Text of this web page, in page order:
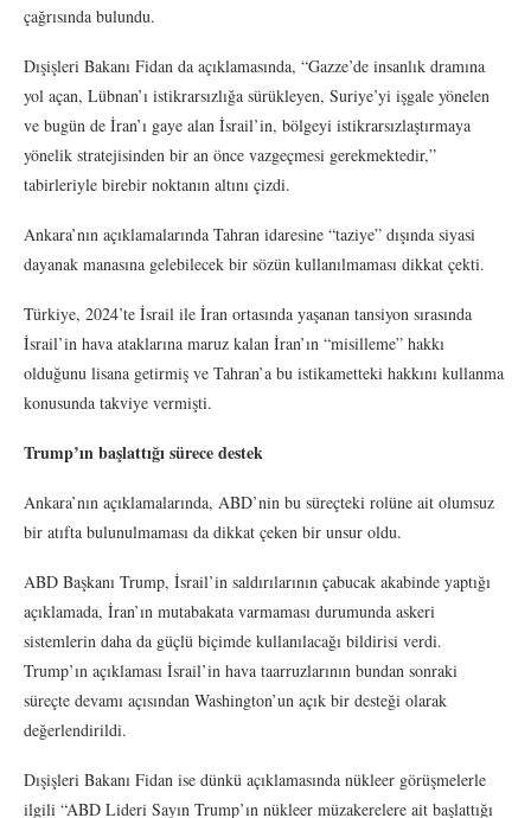
çağrısında bulundu.
Dışişleri Bakanı Fidan da açıklamasında, “Gazze’de insanlık dramına
yol açan, Lübnan’ı istikrarsızlığa sürükleyen, Suriye’yi işgale yönelen
ve bugün de İran’ı gaye alan İsrail’in, bölgeyi istikrarsızlaştırmaya
yönelik stratejisinden bir an önce vazgeçmesi gerekmektedir,”
tabirleriyle birebir noktanın altını çizdi.
Ankara’nın açıklamalarında Tahran idaresine “taziye” dışında siyasi
dayanak manasına gelebilecek bir sözün kullanılmaması dikkat çekti.
Türkiye, 2024’te İsrail ile İran ortasında yaşanan tansiyon sırasında
İsrail’in hava ataklarına maruz kalan İran’ın “misilleme” hakkı
olduğunu lisana getirmiş ve Tahran’a bu istikametteki hakkını kullanma
konusunda takviye vermişti.
Trump’ın başlattığı sürece destek
Ankara’nın açıklamalarında, ABD’nin bu süreçteki rolüne ait olumsuz
bir atıfta bulunulmaması da dikkat çeken bir unsur oldu.
ABD Başkanı Trump, İsrail’in saldırılarının çabucak akabinde yaptığı
açıklamada, İran’ın mutabakata varmaması durumunda askeri
sistemlerin daha da güçlü biçimde kullanılacağı bildirisi verdi.
Trump’ın açıklaması İsrail’in hava taarruzlarının bundan sonraki
süreçte devamı açısından Washington’un açık bir desteği olarak
değerlendirildi.
Dışişleri Bakanı Fidan ise dünkü açıklamasında nükleer görüşmelerle
ilgili “ABD Lideri Sayın Trump’ın nükleer müzakerelere ait başlattığı